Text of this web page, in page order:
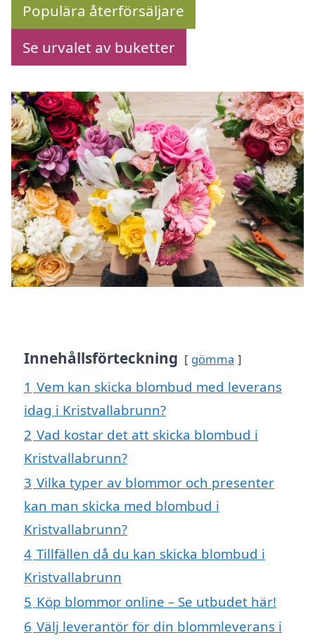
Populära återförsäljare
Se urvalet av buketter
Innehållsförteckning gömma
1 Vem kan skicka blombud med leverans
idag i Kristvallabrunn?
2 Vad kostar det att skicka blombud i
Kristvallabrunn?
3 Vilka typer av blommor och presenter
kan man skicka med blombud i
Kristvallabrunn?
4 Tillfällen då du kan skicka blombud i
Kristvallabrunn
5 Köp blommor online – Se utbudet här!
6 Välj leverantör för din blommleverans i